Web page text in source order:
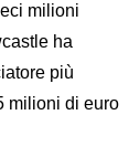
milioni
ha
più
milioni di euro